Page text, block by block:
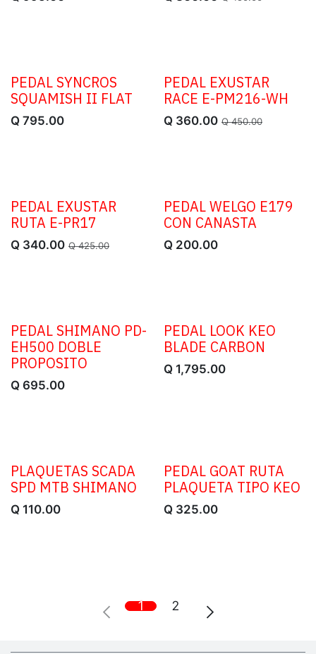
PEDAL SYNCROS
SQUAMISH II FLAT
Q 795.00
OFERTA
PEDAL EXUSTAR
RACE E-PM216-WH
Q 360.00 Q450.00
OFERTA
PEDAL EXUSTAR
RUTA E-PR17
Q 340.00 Q425.00
PEDAL WELGO E179
CON CANASTA
Q 200.00
PEDAL SHIMANO PD-
EH500 DOBLE
PROPOSITO
Q 695.00
PEDAL LOOK KEO
BLADE CARBON
Q 1,795.00
PLAQUETAS SCADA
SPD MTB SHIMANO
Q 110.00
PEDAL GOAT RUTA
PLAQUETA TIPO KEO
Q 325.00
1 2